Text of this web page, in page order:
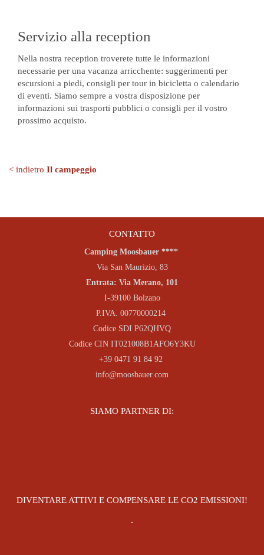
Servizio alla reception
Nella nostra reception troverete tutte le informazioni
necessarie per una vacanza arricchente: suggerimenti per
escursioni a piedi, consigli per tour in bicicletta o calendario
di eventi. Siamo sempre a vostra disposizione per
informazioni sui trasporti pubblici o consigli per il vostro
prossimo acquisto.
< indietro Il campeggio
CONTATTO
Camping Moosbauer ****
Via San Maurizio, 83
Entrata: Via Merano, 101
I-39100 Bolzano
P.IVA. 00770000214
Codice SDI P62QHVQ
Codice CIN IT021008B1AFO6Y3KU
+39 0471 91 84 92
info@moosbauer.com
SIAMO PARTNER DI:
DIVENTARE ATTIVI E COMPENSARE LE CO2 EMISSIONI!